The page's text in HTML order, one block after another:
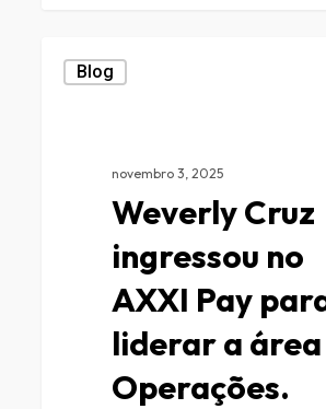
Blog
novembro 3, 2025
Weverly Cruz
ingressou no
AXXI Pay
liderar a
Operações.